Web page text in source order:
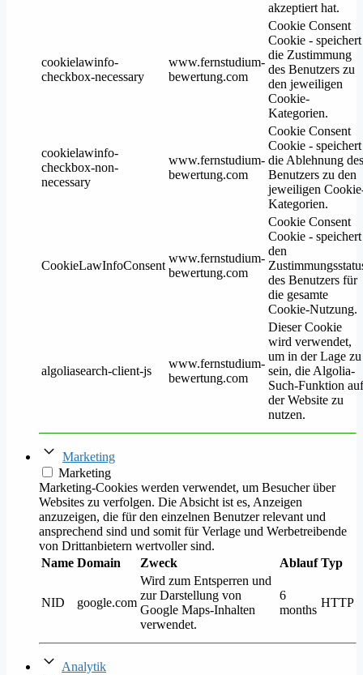
akzeptiert hat.
cookielawinfo-
checkbox-necessary
www.fernstudium-
bewertung.com
Cookie Consent
Cookie - speichert
die Zustimmung
des Benutzers zu
den jeweiligen
Cookie-
Kategorien.
cookielawinfo-
checkbox-non-
necessary
www.fernstudium-
bewertung.com
Cookie Consent
Cookie - speichert
die Ablehnung des
Benutzers zu den
jeweiligen
Kategorien.
CookieLawInfoConsent
www.fernstudium-
bewertung.com
Cookie Consent
Cookie - speichert
den
des Benutzers für
die gesamte
Cookie-Nutzung.
algoliasearch-client-js
www.fernstudium-
bewertung.com
Dieser Cookie
wird verwendet,
um in der Lage zu
sein, die Algolia-
Such-Funktion auf
der Website zu
nutzen.
Marketing
Marketing
Marketing-Cookies werden verwendet, um Besucher über
Websites zu verfolgen. Die Absicht ist es, Anzeigen
anzuzeigen, die für den einzelnen Benutzer relevant und
ansprechend sind und somit für Verlage und Werbetreibende
von Drittanbietern wertvoller sind.
Name Domain Zweck Ablauf Typ
NID google.com
Wird zum Entsperren und
zur Darstellung von
Google Maps-Inhalten
verwendet.
6
months
HTTP
Analytik